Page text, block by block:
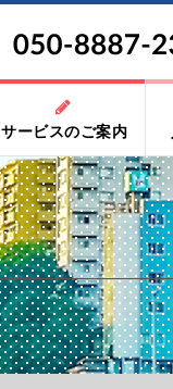
サービスのご案内